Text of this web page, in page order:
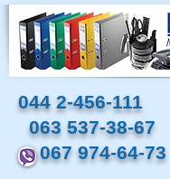
044 2-456-111
063 537-38-67
067 974-64-73